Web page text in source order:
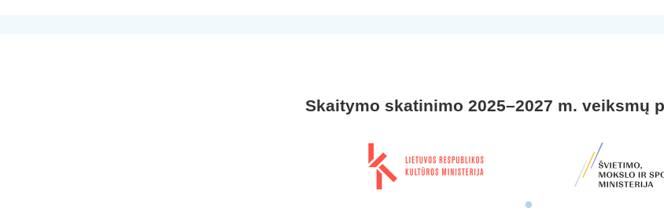
Skaitymo skatinimo 2025–2027 m. veiksmų